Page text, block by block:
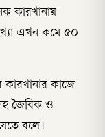
কারখানায়
এখন কমে ৫০
কাজে
জৈবিক ও
বলে।